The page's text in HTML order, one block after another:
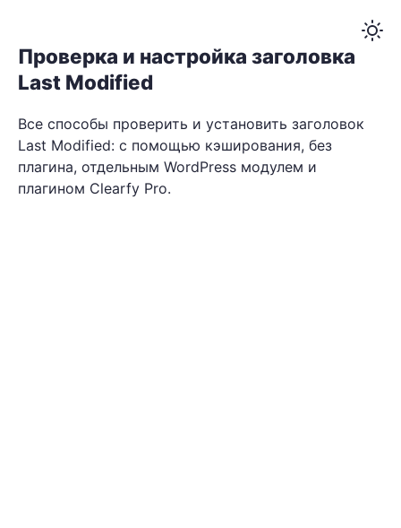
Проверка и настройка заголовка
Last Modified
Все способы проверить и установить заголовок
Last Modified: с помощью кэширования, без
плагина, отдельным WordPress модулем и
плагином Clearfy Pro.